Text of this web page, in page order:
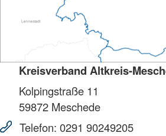
Kreisverband Altkreis-
Kolpingstraße 11
59872 Meschede
Telefon: 0291 90249205